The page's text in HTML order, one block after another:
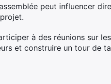
peut influencer
à des réunions sur
et construire un tour de